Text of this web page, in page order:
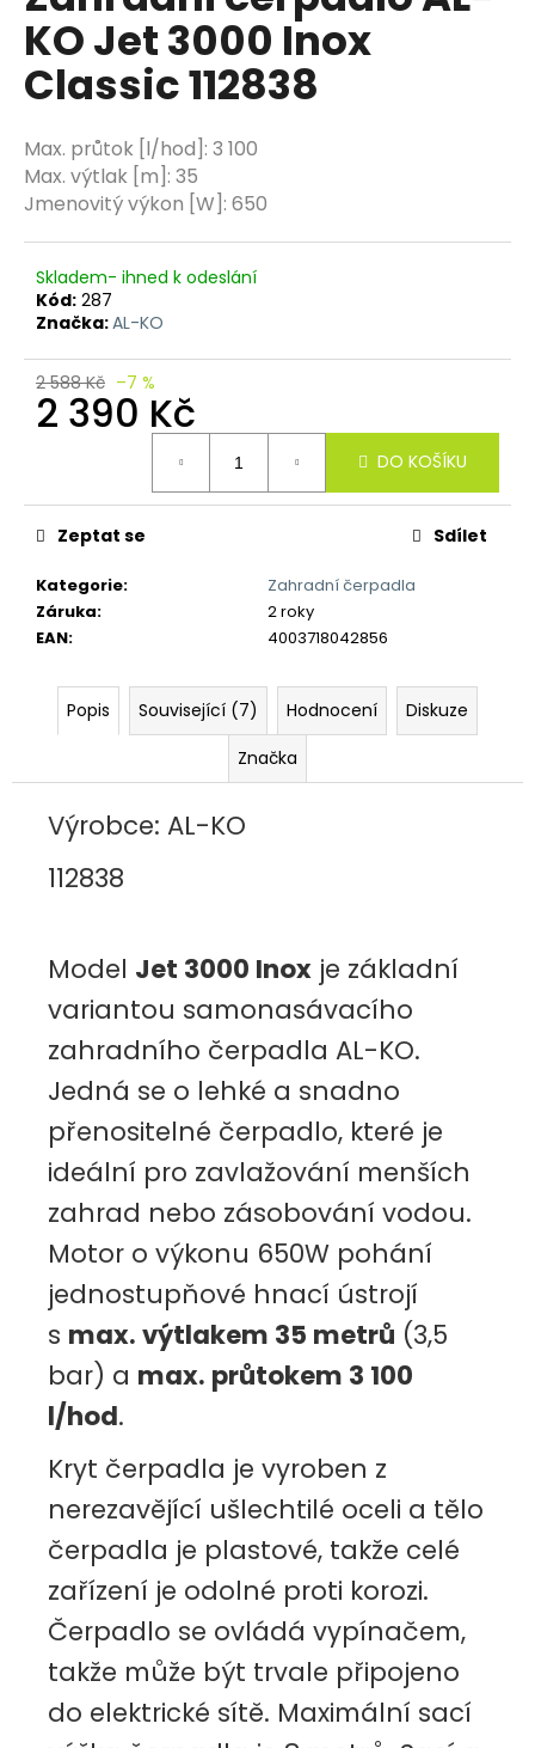
0,0
5
hvězdiček.
KO Jet 3000 Inox
Classic 112838
Max. průtok [l/hod]: 3 100
Max. výtlak [m]: 35
Jmenovitý výkon [W]: 650
Skladem- ihned k odeslání
Kód: 287
Značka:AL-KO
2 588 Kč –7 %
2 390 Kč
DO KOŠÍKU
Kategorie:
Zahradní čerpadla
Záruka:
2 roky
EAN: 4003718042856
Zeptat se Sdílet
Popis Související (7) Hodnocení
Diskuze
Značka
Výrobce: AL-KO
112838
Model Jet 3000 Inox je základní
variantou samonasávacího
zahradního čerpadla AL-KO.
Jedná se o lehké a snadno
přenositelné čerpadlo, které je
ideální pro zavlažování menších
zahrad nebo zásobování vodou.
Motor o výkonu 650W pohání
jednostupňové hnací ústrojí
s max. výtlakem 35 metrů (3,5
bar) a max. průtokem 3 100
l/hod.
Kryt čerpadla je vyroben z
nerezavějící ušlechtilé oceli a tělo
čerpadla je plastové, takže celé
zařízení je odolné proti korozi.
Čerpadlo se ovládá vypínačem,
takže může být trvale připojeno
do elektrické sítě. Maximální sací
a
j
í
?
HLEDAT
D
o
p
u
č
e
m